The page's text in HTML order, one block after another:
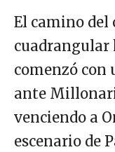
El camino del
cuadrangular
comenzó con
ante
venciendo a
escenario de